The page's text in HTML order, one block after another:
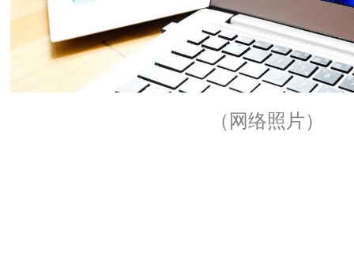
（网络照片）